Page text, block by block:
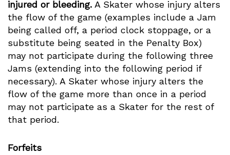
injured or bleeding. A Skater whose injury alters
the flow of the game (examples include a Jam
being called off, a period clock stoppage, or a
substitute being seated in the Penalty Box)
may not participate during the following three
Jams (extending into the following period if
necessary). A Skater whose injury alters the
flow of the game more than once in a period
may not participate as a Skater for the rest of
that period.
Forfeits